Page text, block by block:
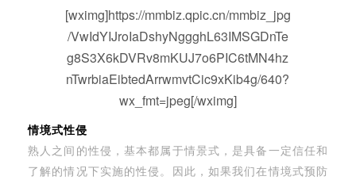
[wximg]https://mmbiz.qpic.cn/mmbiz_jpg
/VwIdYIJroIaDshyNggghL63IMSGDnTe
g8S3X6kDVRv8mKUJ7o6PIC6tMN4hz
nTwrbiaEibtedArrwmvtCic9xKib4g/640?
wx_fmt=jpeg[/wximg]
情境式性侵
熟人之间的性侵，基本都属于情景式，是具备一定信任和
了解的情况下实施的性侵。因此，如果我们在情境式预防